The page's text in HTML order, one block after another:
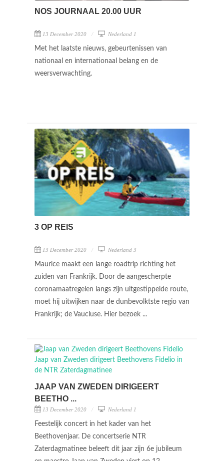
NOS JOURNAAL 20.00 UUR
13 December 2020 Nederland 1
Met het laatste nieuws, gebeurtenissen van
nationaal en internationaal belang en de
weersverwachting.
3 OP REIS
13 December 2020 Nederland 3
Maurice maakt een lange roadtrip richting het
zuiden van Frankrijk. Door de aangescherpte
coronamaatregelen langs zijn uitgestippelde route,
moet hij uitwijken naar de dunbevolktste regio van
Frankrijk; de Vaucluse. Hier bezoek ...
JAAP VAN ZWEDEN DIRIGEERT
BEETHO ...
13 December 2020 Nederland 1
Feestelijk concert in het kader van het
Beethovenjaar. De concertserie NTR
Zaterdagmatinee beleeft dit jaar zijn 6e jubileum